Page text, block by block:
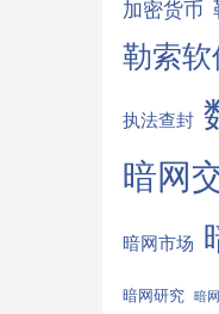
加密货币
勒索软
执法查封
暗网
暗网市场
暗网研究 暗